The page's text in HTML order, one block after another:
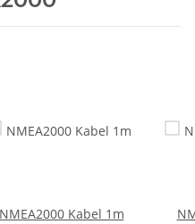
NMEA2000 Kabel 1m